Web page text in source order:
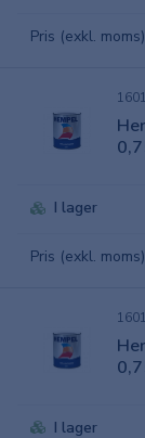
Pris (exkl. moms)
I lager
Pris (exkl. moms)
I lager